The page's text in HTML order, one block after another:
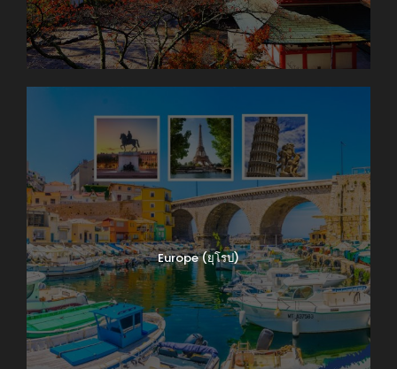
Europe (ยุโรป)